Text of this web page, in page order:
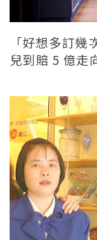
「好想多訂
兒到賠 5 億走